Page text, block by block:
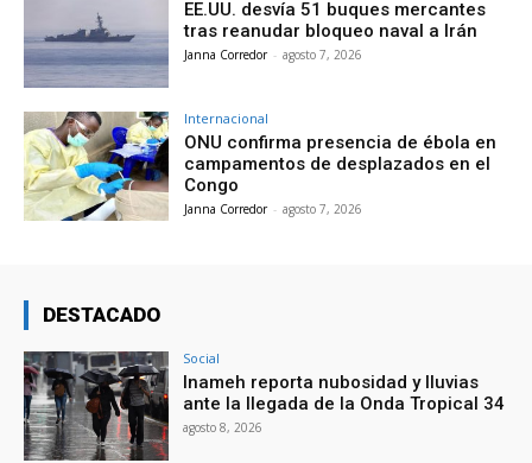
EE.UU. desvía 51 buques mercantes
tras reanudar bloqueo naval a Irán
Janna Corredor - agosto 7, 2026
Internacional
ONU confirma presencia de ébola en
campamentos de desplazados en el
Congo
Janna Corredor - agosto 7, 2026
DESTACADO
Social
Inameh reporta nubosidad y lluvias
ante la llegada de la Onda Tropical 34
agosto 8, 2026